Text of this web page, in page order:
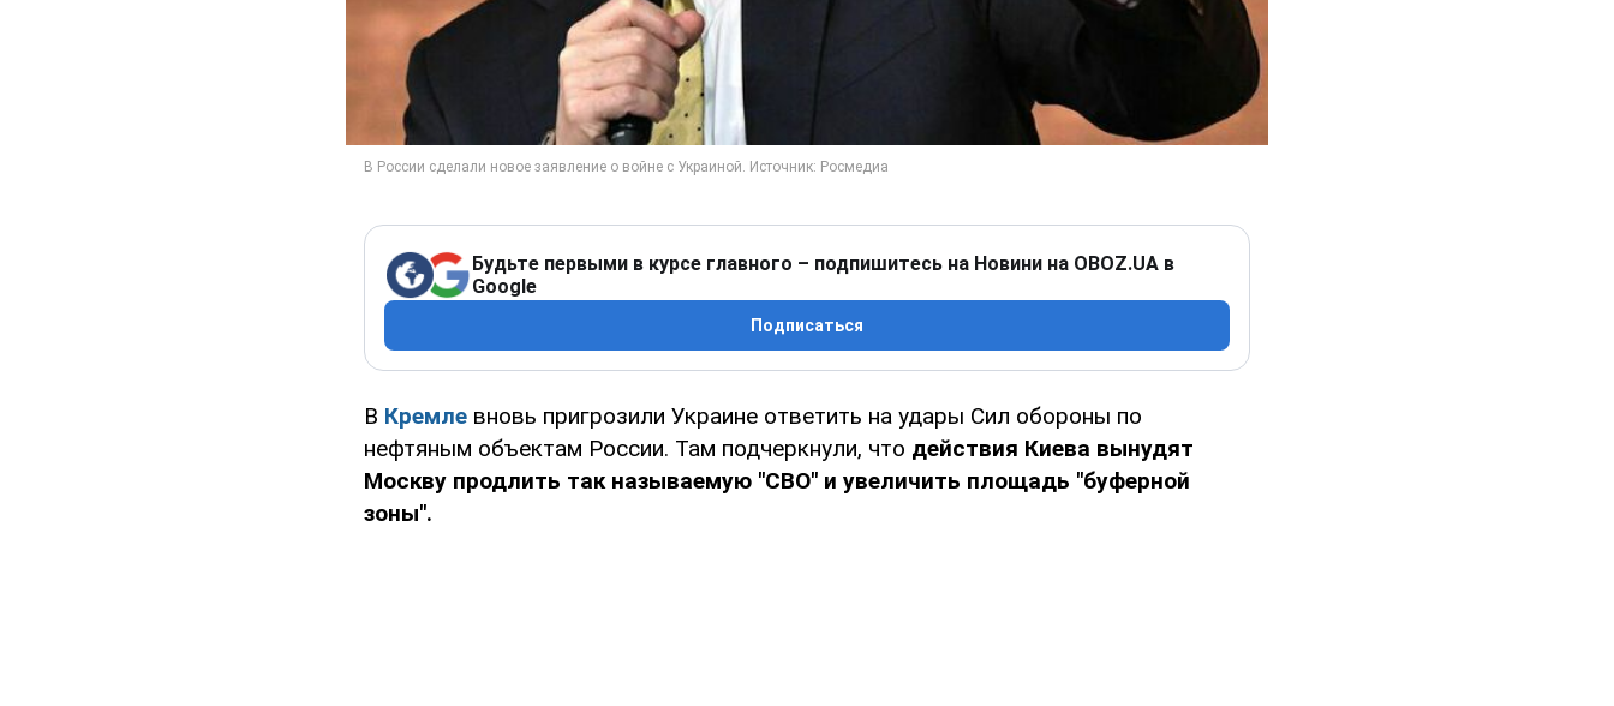
Будьте первыми в курсе главного – подпишитесь на Новини на OBOZ.UA в
Google
Подписаться
В Кремле вновь пригрозили Украине ответить на удары Сил обороны по
нефтяным объектам России. Там подчеркнули, что действия Киева вынудят
Москву продлить так называемую "СВО" и увеличить площадь "буферной
зоны".